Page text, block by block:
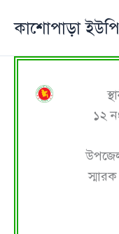
কাশোপাড়া ইউপি
১২